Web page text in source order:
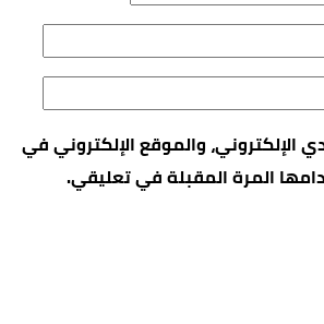
الإلكتروني، والموقع الإلكتروني في
المرة المقبلة في تعليقي.